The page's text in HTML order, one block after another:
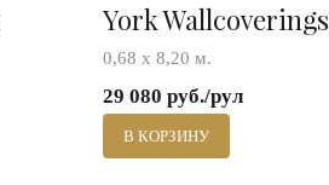
York Wallcoverings
0,68 х 8,20 м.
29 080 руб./рул
В КОРЗИНУ